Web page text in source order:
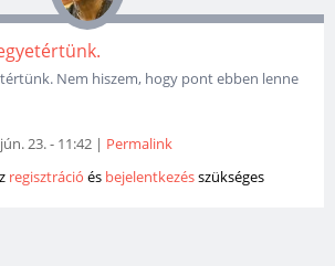
Nem hiszem, hogy pont ebben lenne
23. - 11:42 | Permalink
regisztráció és bejelentkezésszükséges